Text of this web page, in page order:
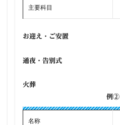
主要科目
お迎え・ご安置
通夜・告別式
火葬
例②
名称